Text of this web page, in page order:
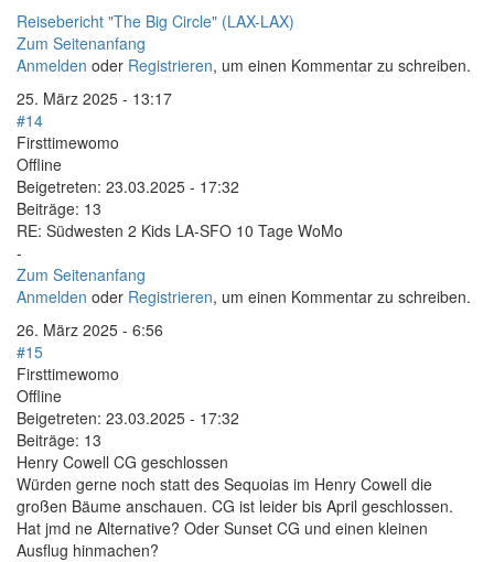
Reisebericht "The Big Circle" (LAX-LAX)
Zum Seitenanfang
Anmelden oder Registrieren, um einen Kommentar zu schreiben.
25. März 2025 - 13:17
#14
Firsttimewomo
Offline
Beigetreten: 23.03.2025 - 17:32
Beiträge: 13
RE: Südwesten 2 Kids LA-SFO 10 Tage WoMo
-
Zum Seitenanfang
Anmelden oder Registrieren, um einen Kommentar zu schreiben.
26. März 2025 - 6:56
#15
Firsttimewomo
Offline
Beigetreten: 23.03.2025 - 17:32
Beiträge: 13
Henry Cowell CG geschlossen
Würden gerne noch statt des Sequoias im Henry Cowell die
großen Bäume anschauen. CG ist leider bis April geschlossen.
Hat jmd ne Alternative? Oder Sunset CG und einen kleinen
Ausflug hinmachen?